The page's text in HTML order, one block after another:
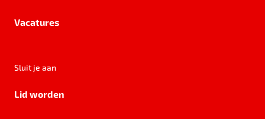
Vacatures
Sluit je aan
Lid worden